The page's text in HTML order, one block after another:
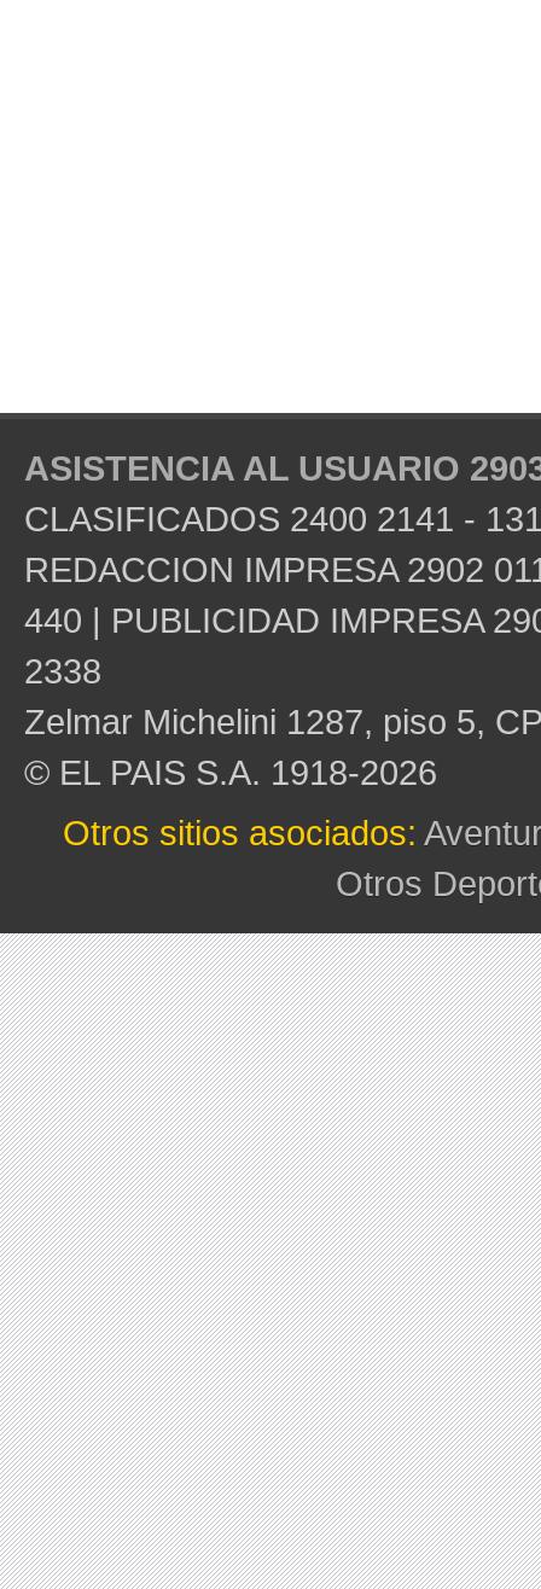
ASISTENCIA AL USUARIO
CLASIFICADOS 2400 2141 -
REDACCION IMPRESA 2902
440 | PUBLICIDAD IMPRESA
2338
Zelmar Michelini 1287, piso 5,
© EL PAIS S.A. 1918-2026
Otros sitios asociados:
Otros